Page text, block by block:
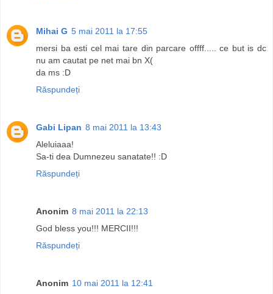
Mihai G 5 mai 2011 la 17:55
mersi ba esti cel mai tare din parcare offff..... ce but is dc
nu am cautat pe net mai bn X(
da ms :D
Răspundeți
Gabi Lipan 8 mai 2011 la 13:43
Aleluiaaa!
Sa-ti dea Dumnezeu sanatate!! :D
Răspundeți
Anonim 8 mai 2011 la 22:13
God bless you!!! MERCII!!!
Răspundeți
Anonim 10 mai 2011 la 12:41